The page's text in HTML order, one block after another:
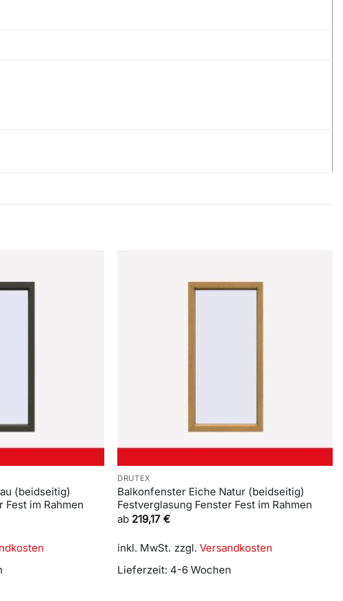
(beidseitig)
Fest im Rahmen
DRUTEX
Balkonfenster Eiche Natur (beidseitig)
Festverglasung Fenster Fest im Rahmen
ab 219,17€
inkl. MwSt. zzgl.Versandkosten
Lieferzeit: 4-6 Wochen